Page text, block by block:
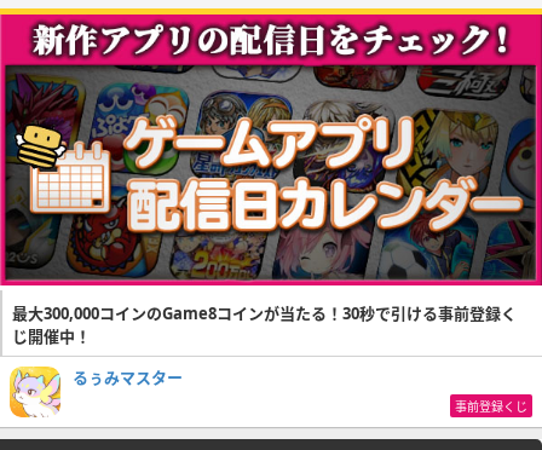
最大300,000コインのGame8コインが当たる！30秒で引ける事前登録く
じ開催中！
るぅみマスター
事前登録くじ